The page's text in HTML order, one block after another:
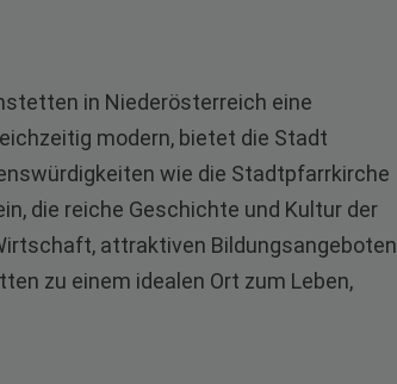
in Niederösterreich eine
modern, bietet die Stadt
wie die Stadtpfarrkirche
die reiche Geschichte und Kultur der
attraktiven Bildungsangeboten
zu einem idealen Ort zum Leben,